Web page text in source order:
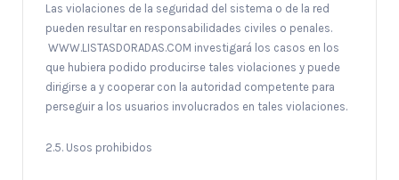
Las violaciones de la seguridad del sistema o de la red
pueden resultar en responsabilidades civiles o penales.
WWW.LISTASDORADAS.COM investigará los casos en los
que hubiera podido producirse tales violaciones y puede
dirigirse a y cooperar con la autoridad competente para
perseguir a los usuarios involucrados en tales violaciones.
2.5. Usos prohibidos